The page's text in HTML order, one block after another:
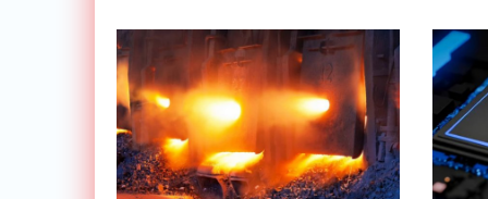
гравитационных батарей, основой
для которых станут старые
заброшенные шахты. Большая